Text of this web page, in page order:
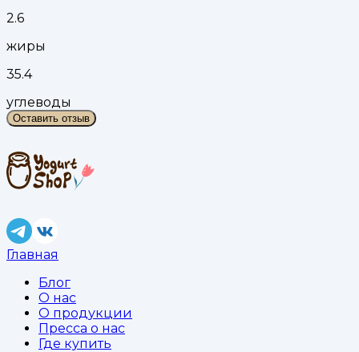
2.6
жиры
35.4
углеводы
Оставить отзыв
Главная
Блог
О нас
О продукции
Пресса о нас
Где купить